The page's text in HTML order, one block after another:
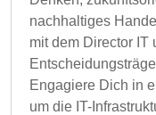
nachhaltiges
mit dem Director IT
Engagiere Dich in
um die IT-